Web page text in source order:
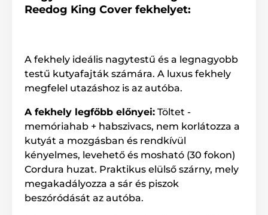
magasabb szintre a termék tartósságát. A felső réteg
karbantartása egyszerű és mosógépben is mosható. A
memória habszivacs töltet biztosítja négylábú barátja
maximális kényelmét. Számos színkombinációban
kapható. A Reedog fekhelyek házi kedvence
Reedog King Cover fekhelyet:
A fekhely ideális nagytestű és a legnagyobb
testű kutyafajták számára. A luxus fekhely
megfelel utazáshoz is az autóba.
A fekhely legfőbb előnyei: Töltet -
memóriahab + habszivacs, nem korlátozza a
kutyát a mozgásban és rendkívül
kényelmes, levehető és mosható (30 fokon)
Cordura huzat. Praktikus elülső szárny, mely
megakadályozza a sár és piszok
beszóródását az autóba.